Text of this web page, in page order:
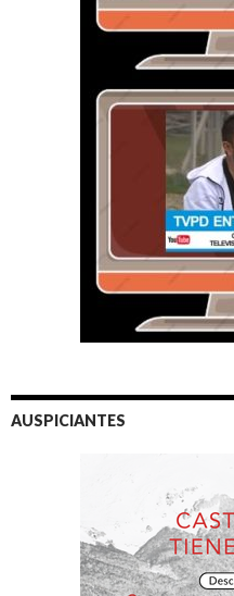
AUSPICIANTES